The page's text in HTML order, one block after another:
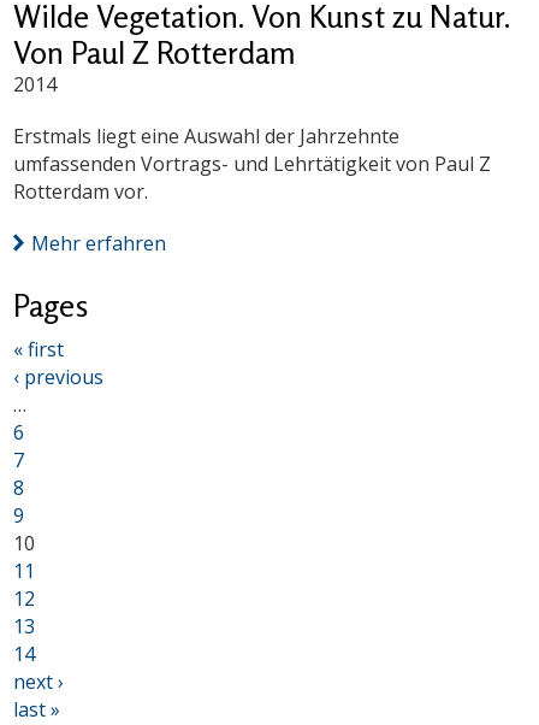
Wilde Vegetation. Von Kunst zu Natur.
Von Paul Z Rotterdam
2014
Erstmals liegt eine Auswahl der Jahrzehnte
umfassenden Vortrags- und Lehrtätigkeit von Paul Z
Rotterdam vor.
Mehr erfahren
Pages
« first
‹ previous
…
6
7
8
9
10
11
12
13
14
next ›
last »